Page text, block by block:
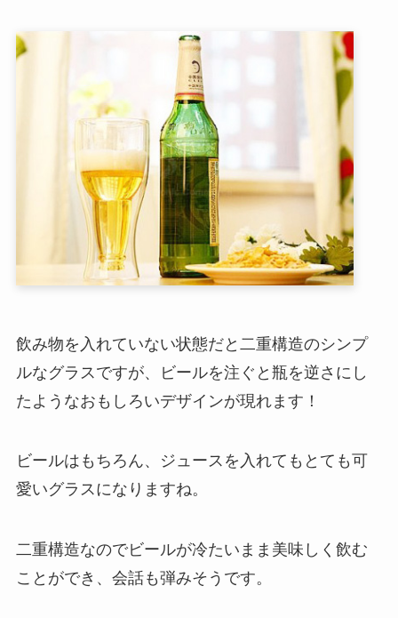
飲み物を入れていない状態だと二重構造のシンプ
ルなグラスですが、ビールを注ぐと瓶を逆さにし
たようなおもしろいデザインが現れます！
ビールはもちろん、ジュースを入れてもとても可
愛いグラスになりますね。
二重構造なのでビールが冷たいまま美味しく飲む
ことができ、会話も弾みそうです。